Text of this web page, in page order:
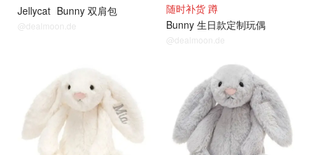
Jellycat Bunny 双肩包
@dealmoon.de
随时补货 蹲
Bunny 生日款定制玩偶
@dealmoon.de